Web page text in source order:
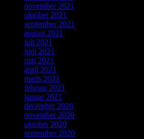
november 2021
oktober 2021
september 2021
august 2021
juli 2021
juni 2021
maj 2021
april 2021
marts 2021
februar 2021
januar 2021
december 2020
november 2020
oktober 2020
september 2020